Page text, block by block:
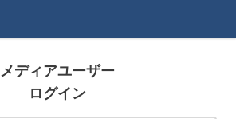
メディアユーザー
ログイン